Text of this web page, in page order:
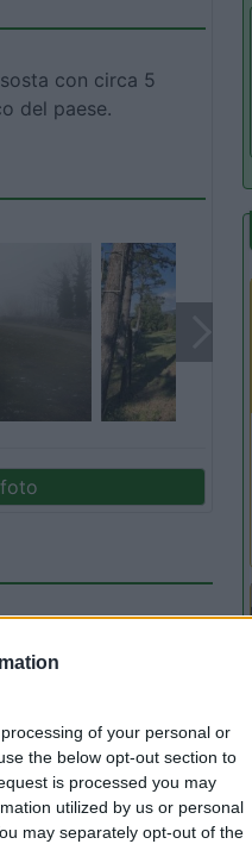
of your personal or
the below opt-out section to
is processed you may
utilized by us or personal
may separately opt-out of the
con circa 5
del paese.
(1) Mostra tutto